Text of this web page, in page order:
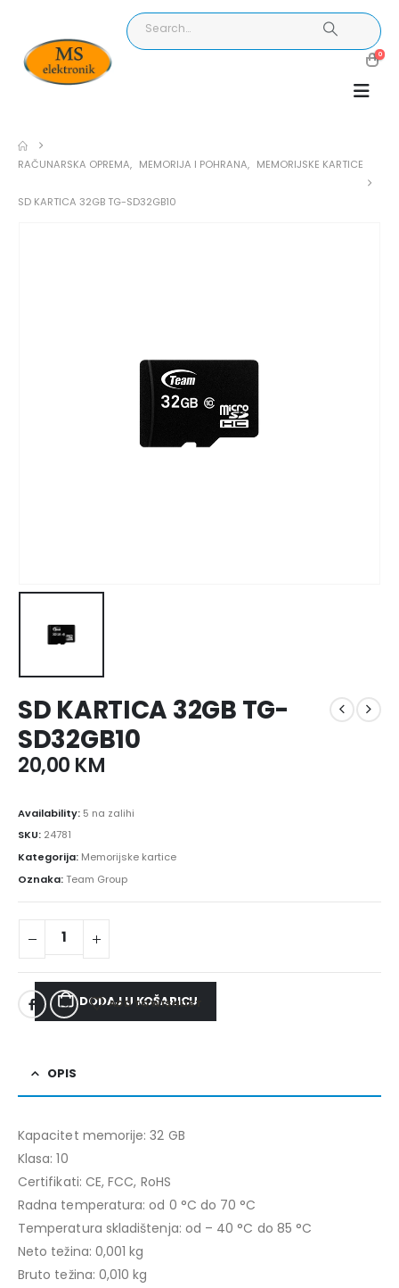
0
RAČUNARSKA OPREMA, MEMORIJA I POHRANA, MEMORIJSKE KARTICE
SD KARTICA 32GB TG-SD32GB10
SD KARTICA 32GB TG-
SD32GB10
20,00 KM
Availability: 5 na zalihi
SKU: 24781
Kategorija: Memorijske kartice
Oznaka:Team Group
DODAJ U KOŠARICU
ADD TO WISHLIST
OPIS
Kapacitet memorije: 32 GB
Klasa: 10
Certifikati: CE, FCC, RoHS
Radna temperatura: od 0 °C do 70 °C
Temperatura skladištenja: od – 40 °C do 85 °C
Neto težina: 0,001 kg
Bruto težina: 0,010 kg